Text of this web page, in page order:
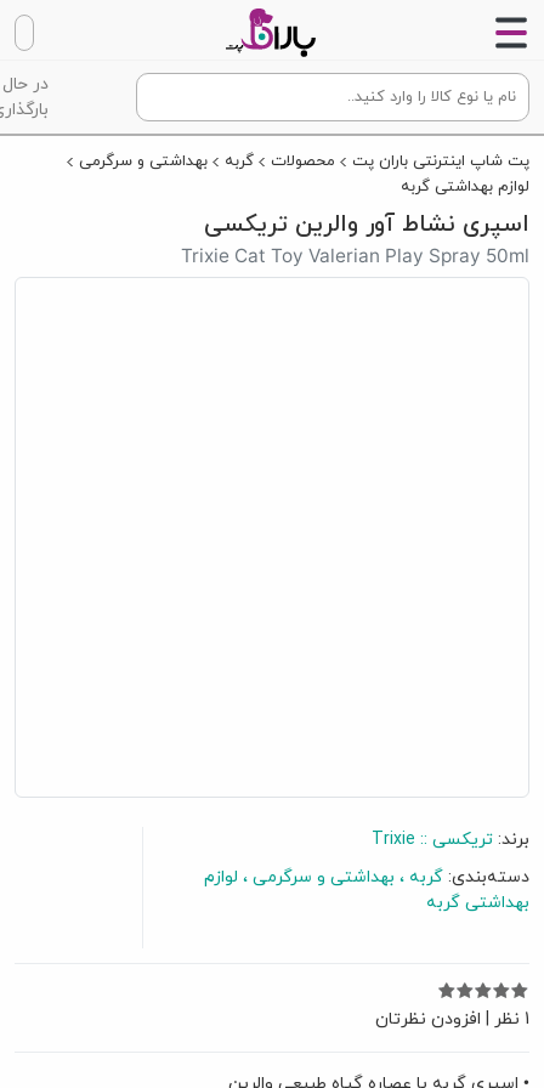
در حال
پت شاپ اینترنتی باران پت محصولات گربه
بهداشتی و سرگرمی
لوازم بهداشتی گربه
اسپری نشاط آور والرین تریکسی
Trixie Cat Toy Valerian Play Spray 50ml
برند: تریکسی :: Trixie
دسته‌بندی: گربه بهداشتی و سرگرمی
لوازم
بهداشتی گربه
1 نظر افزودن نظرتان
• اسپری گربه با عصاره گیاه طبیعی والرین